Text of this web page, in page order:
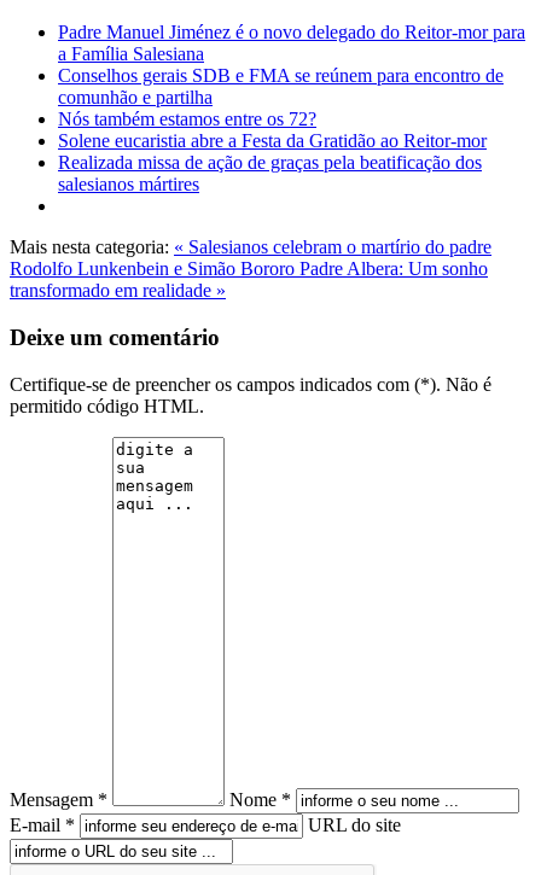
Padre Manuel Jiménez é o novo delegado do Reitor-mor para
a Família Salesiana
Conselhos gerais SDB e FMA se reúnem para encontro de
comunhão e partilha
Nós também estamos entre os 72?
Solene eucaristia abre a Festa da Gratidão ao Reitor-mor
Realizada missa de ação de graças pela beatificação dos
salesianos mártires
Mais nesta categoria: « Salesianos celebram o martírio do padre
Rodolfo Lunkenbein e Simão Bororo Padre Albera: Um sonho
transformado em realidade »
Deixe um comentário
Certifique-se de preencher os campos indicados com (*). Não é
permitido código HTML.
Mensagem *
Nome *
E-mail *
URL do site